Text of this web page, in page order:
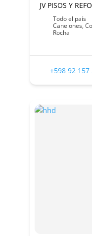
JV PISOS Y
Todo el país
Canelones,
Rocha
+598 92 157